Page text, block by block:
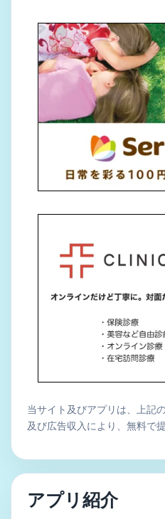
当サイト及びアプリは、上記
及び広告収入により、無料で
アプリ紹介